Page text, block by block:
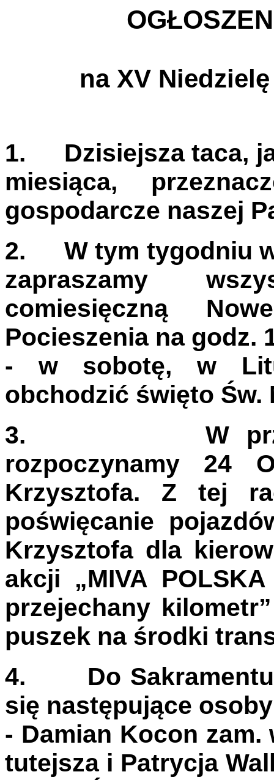
na XV
1.
Dzisiejsza taca,
miesiąca,
gospodarcze naszej
2.
W tym tygodniu
zapraszamy
comiesięczną
Pocieszenia na godz.
- w sobotę, w
obchodzić święto Św.
3.
W
rozpoczynamy 24
Krzysztofa. Z tej
poświęcanie
Krzysztofa dla
akcji „MIVA
przejechany
puszek na środki
4.
Do
się następujące
- Damian Kocon zam.
tutejsza i Patrycja